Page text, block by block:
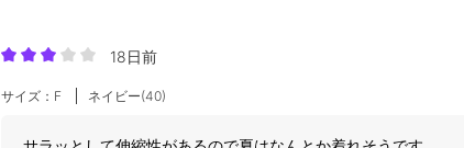
18日前
サイズ：F ネイビー(40)